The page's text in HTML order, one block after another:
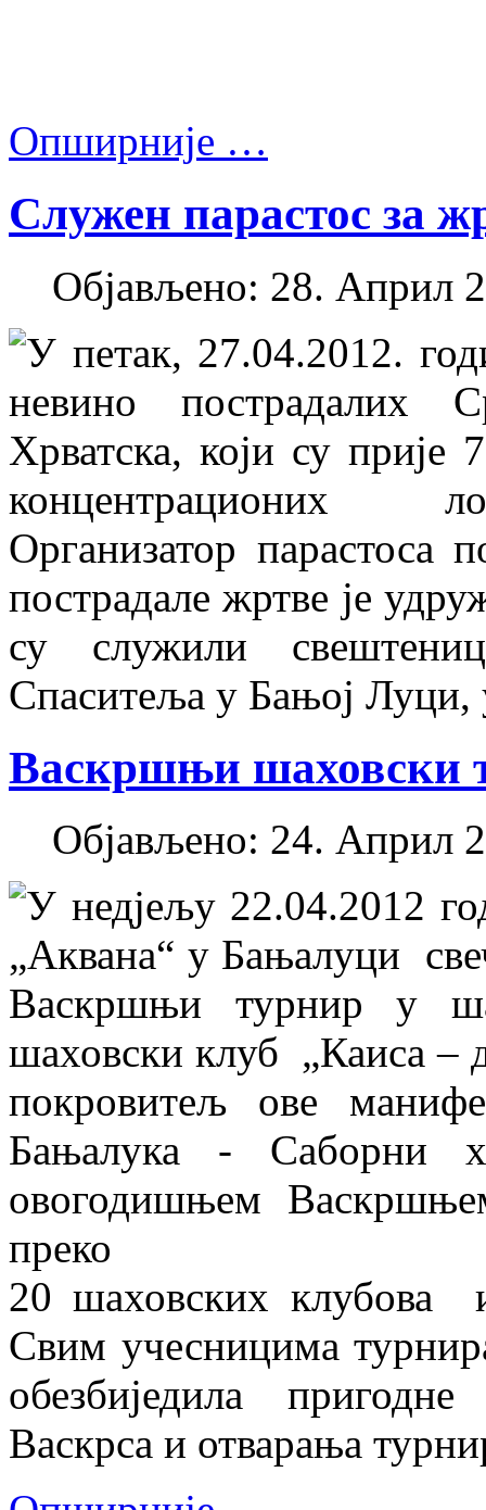
Опширније …
Служен парастос за
Објављено: 28. Април
У петак, 27.04.2012.
невино пострадалих
Хрватска, који су прије
концентрационих
Организатор парастоса
пострадале жртве је
су служили
Спаситеља у Бањој Луци,
Васкршњи шаховски
Објављено: 24. Април
У недјељу 22.04.2012
„Аквана“ у Бањалуци
Васкршњи турнир у
шаховски клуб „Каиса –
покровитељ овe
Бањалука - Саборни
овогодишњем
преко
20 шаховских клубова
Свим учесницима
обезбиједила
Васкрса и отварања